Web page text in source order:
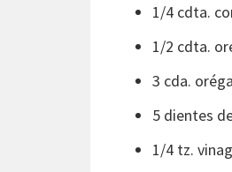
1/4 cdta.
1/2 cdta.
3 cda.
5 dientes
1/4 tz.